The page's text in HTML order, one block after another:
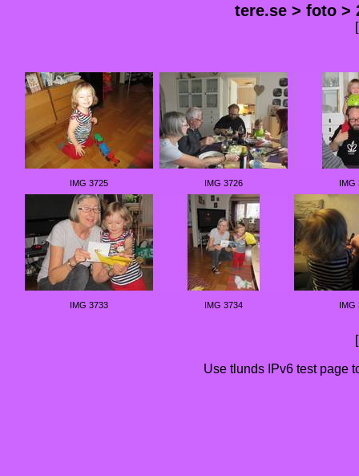
tere.se > foto >
IMG 3725 IMG 3726 IMG
IMG 3733 IMG 3734 IMG
Use tlunds IPv6 test page